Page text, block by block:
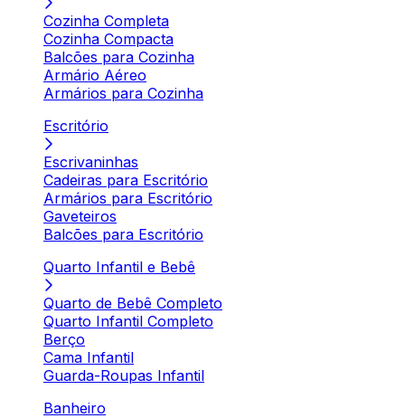
Cozinha Completa
Cozinha Compacta
Balcões para Cozinha
Armário Aéreo
Armários para Cozinha
Escritório
Escrivaninhas
Cadeiras para Escritório
Armários para Escritório
Gaveteiros
Balcões para Escritório
Quarto Infantil e Bebê
Quarto de Bebê Completo
Quarto Infantil Completo
Berço
Cama Infantil
Guarda-Roupas Infantil
Banheiro